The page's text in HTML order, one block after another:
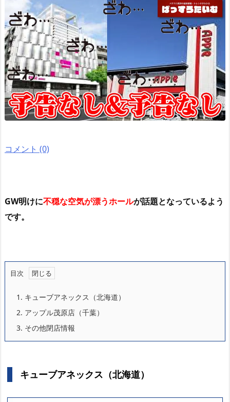
コメント (0)
GW明けに不穏な空気が漂うホールが話題となっているよう
です。
目次
1. キューブアネックス（北海道）
2. アップル茂原店（千葉）
3. その他閉店情報
キューブアネックス（北海道）